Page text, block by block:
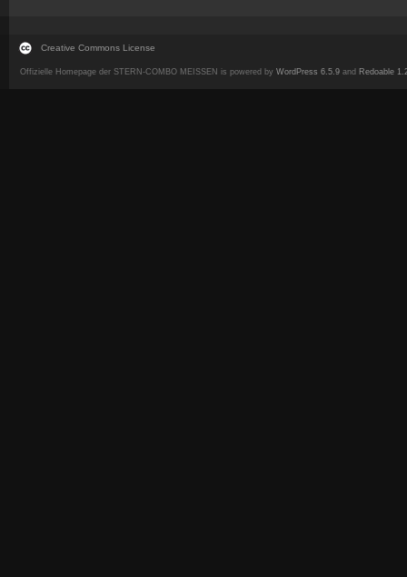
Creative Commons License
Offizielle Homepage der STERN-COMBO MEISSEN is powered by WordPress 6.5.9 and Redoable